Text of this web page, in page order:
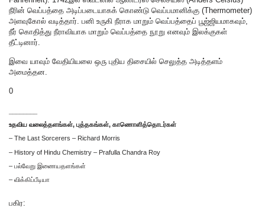
நீரின் வெப்பத்தை அடிப்படையாகக் கொண்டு வெப்பமானிக்கு (Thermometer)
அளவுகோல் வடித்தார். பனி உருகி நீராக மாறும் வெப்பத்தைப் பூஜ்ஜியமாகவும்,
நீர் கொதித்து நீராவியாக மாறும் வெப்பத்தை நூறு எனவும் இலக்குகள்
தீட்டினார்.
இவை யாவும் வேதியியலை ஒரு புதிய திசையில் செலுத்த அடித்தளம்
அமைத்தன.
0
உதவிய வலைத்தளங்கள், புத்தகங்கள், காணொளித்தொடர்கள்
– The Last Sorcerers – Richard Morris
– History of Hindu Chemistry – Prafulla Chandra Roy
– பல்வேறு இணையதளங்கள்
– விக்கிப்பீடியா
பகிர: